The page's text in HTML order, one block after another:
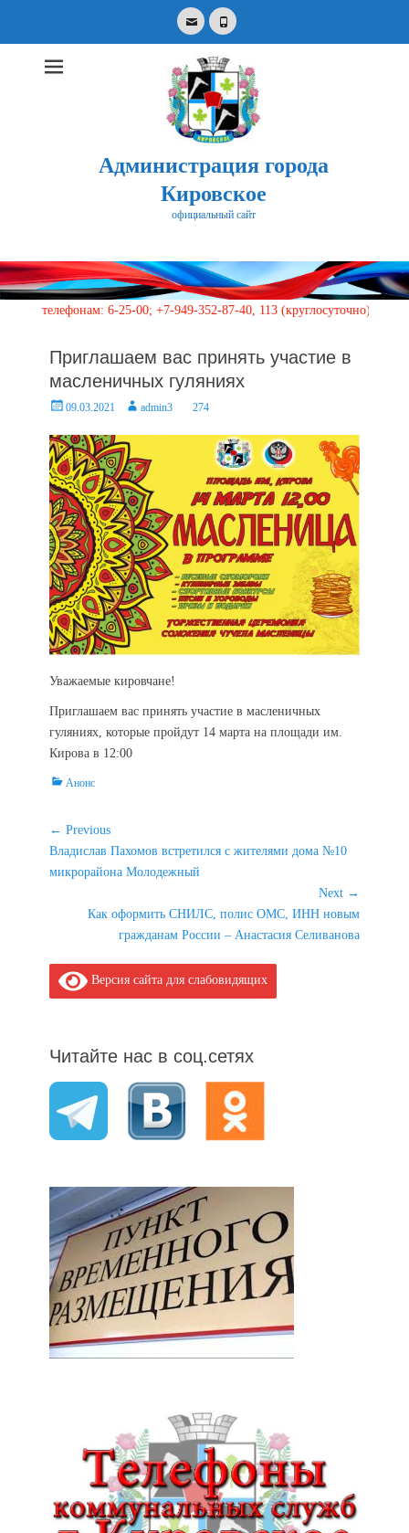
EmailPhone
Администрация города
Кировское
официальный сайт
for:
6-25-00; +7-949-352-87-40, 113 (круглосуточно)
Приглашаем вас принять участие в
масленичных гуляниях
Posted09.03.2021 Authoradmin3 274
Уважаемые кировчане!
Приглашаем вас принять участие в масленичных
гуляниях, которые пройдут 14 марта на площади им.
Кирова в 12:00
Categories
Анонс
Навигация
по
записям
← Previous
Previous
post:
Владислав Пахомов встретился с жителями дома №10
микрорайона Молодежный
Next →
Как оформить СНИЛС, полис ОМС, ИНН новым
гражданам России – Анастасия Селиванова
Версия сайта для слабовидящих
Читайте нас в соц.сетях